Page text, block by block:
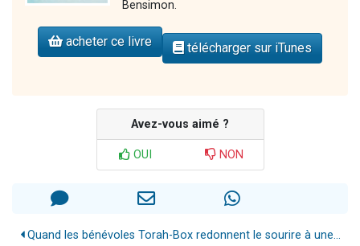
Bensimon.
acheter ce livre télécharger sur iTunes
Avez-vous aimé ?
OUI NON
Quand les bénévoles Torah-Box redonnent le sourire à une...